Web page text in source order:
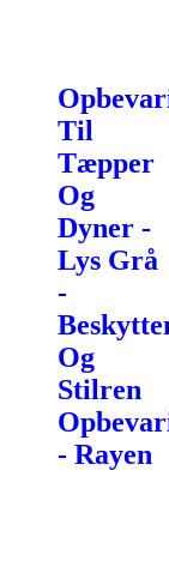
Til
Tæpper
Og
Dyner -
Lys Grå
-
Og
Stilren
- Rayen